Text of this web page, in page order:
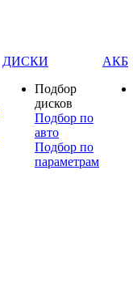
ДИСКИ
Подбор
дисков
Подбор по
авто
Подбор по
параметрам
АКБ